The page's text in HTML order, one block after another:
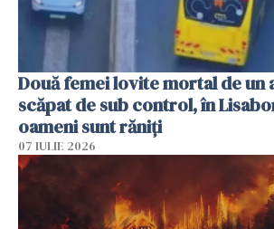
Două femei lovite mortal de un
scăpat de sub control, în
oameni sunt răniți
07 IULIE 2026